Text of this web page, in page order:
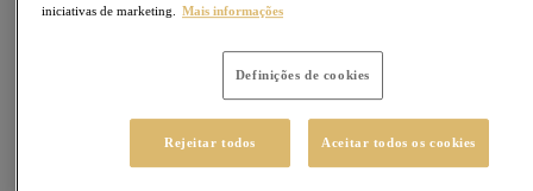
iniciativas de marketing. Mais informações
Definições de cookies
Rejeitar todos Aceitar todos os cookies